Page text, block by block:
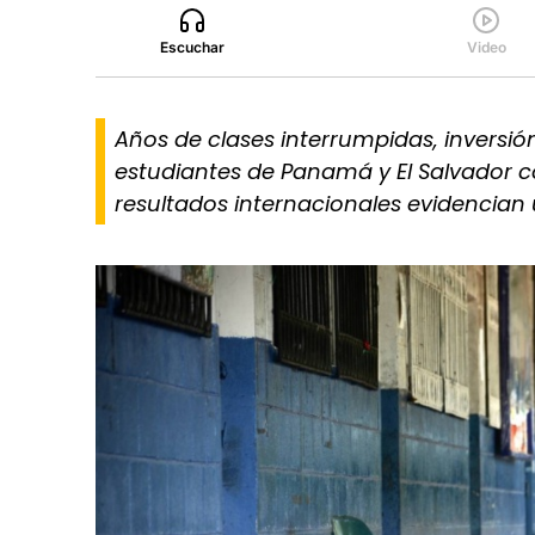
Escuchar Video
Años de clases interrumpidas,
estudiantes de Panamá y El Salvador
resultados internacionales